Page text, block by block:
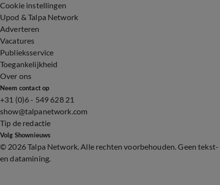
Cookie instellingen
Upod & Talpa Network
Adverteren
Vacatures
Publieksservice
Toegankelijkheid
Over ons
Neem contact op
+31 (0)6 - 549 628 21
show@talpanetwork.com
Tip de redactie
Volg Shownieuws
© 2026 Talpa Network. Alle rechten voorbehouden. Geen tekst-
en datamining.